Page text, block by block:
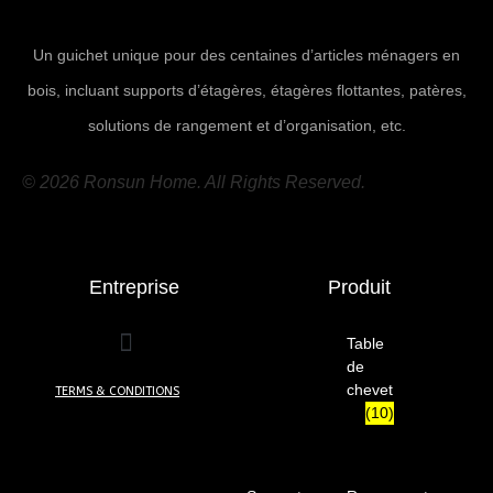
Un guichet unique pour des centaines d’articles ménagers en
bois, incluant supports d’étagères, étagères flottantes, patères,
solutions de rangement et d’organisation, etc.
© 2026 Ronsun Home. All Rights Reserved.
Entreprise
TERMS & CONDITIONS
Produit
Table
de
chevet
(10)